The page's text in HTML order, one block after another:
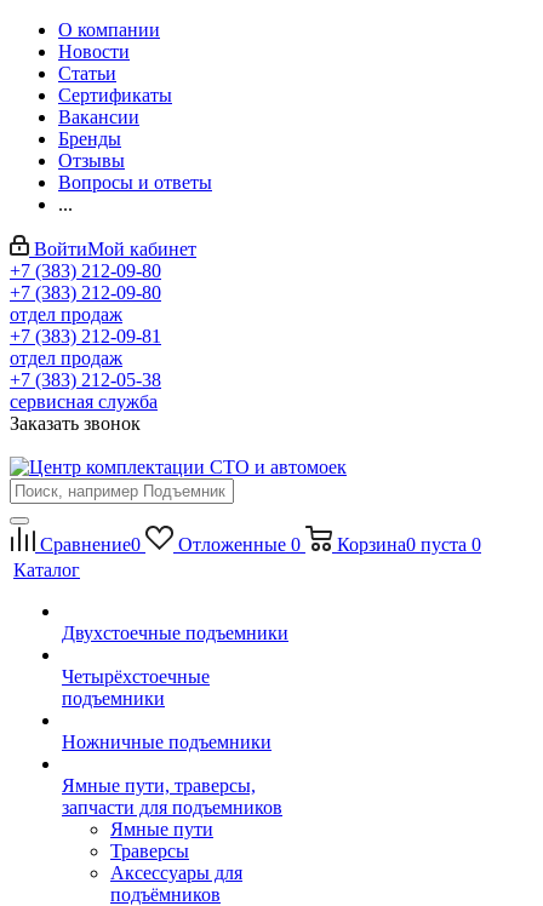
О компании
Новости
Статьи
Сертификаты
Вакансии
Бренды
Отзывы
Вопросы и ответы
...
ВойтиМой кабинет
+7 (383) 212-09-80
+7 (383) 212-09-80
отдел продаж
+7 (383) 212-09-81
отдел продаж
+7 (383) 212-05-38
сервисная служба
Заказать звонок
Сравнение0 Отложенные 0 Корзина0 пуста 0
Каталог
Двухстоечные подъемники
Четырёхстоечные
подъемники
Ножничные подъемники
Ямные пути, траверсы,
запчасти для подъемников
Ямные пути
Траверсы
Аксессуары для
подъёмников